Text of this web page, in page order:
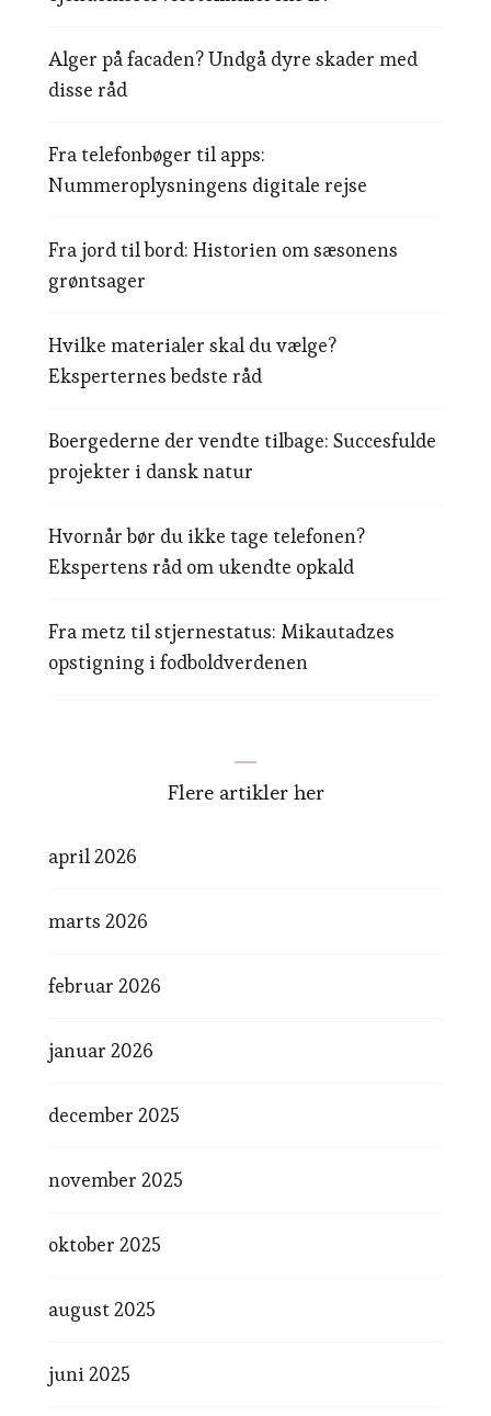
Alger på facaden? Undgå dyre skader med
disse råd
Fra telefonbøger til apps:
Nummeroplysningens digitale rejse
Fra jord til bord: Historien om sæsonens
grøntsager
Hvilke materialer skal du vælge?
Eksperternes bedste råd
Boergederne der vendte tilbage: Succesfulde
projekter i dansk natur
Hvornår bør du ikke tage telefonen?
Ekspertens råd om ukendte opkald
Fra metz til stjernestatus: Mikautadzes
opstigning i fodboldverdenen
Flere artikler her
april 2026
marts 2026
februar 2026
januar 2026
december 2025
november 2025
oktober 2025
august 2025
juni 2025